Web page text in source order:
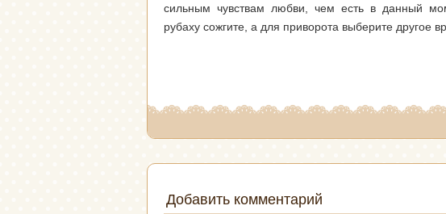
сильным чувствам любви, чем есть в данный
рубаху сожгите, а для приворота выберите другое
Добавить комментарий